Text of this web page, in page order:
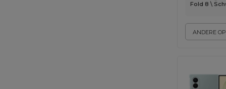
ANDERE
Fold 8 \